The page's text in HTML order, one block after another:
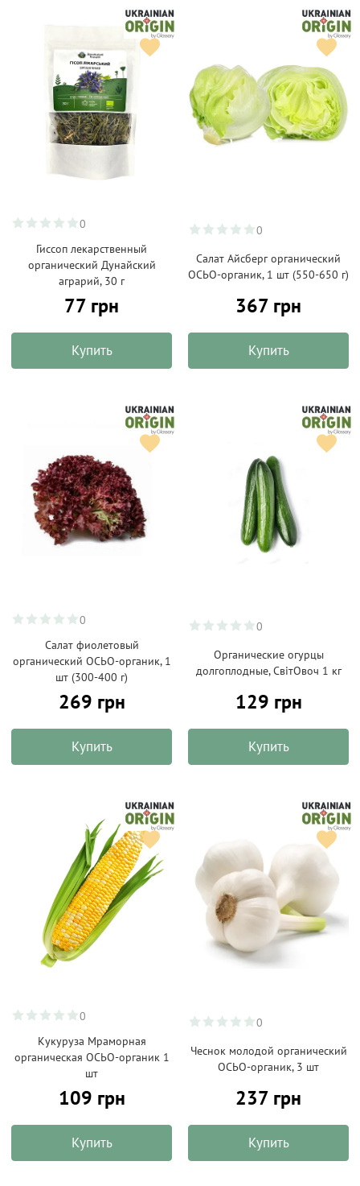
0
Гиссоп лекарственный
органический Дунайский
аграрий, 30 г
77 грн
Купить
0
Салат Айсберг органический
ОСЬО-органик, 1 шт (550-650 г)
367 грн
Купить
0
Салат фиолетовый
органический ОСЬО-органик, 1
шт (300-400 г)
269 грн
Купить
0
Органические огурцы
долгоплодные, СвітОвоч 1 кг
129 грн
Купить
0
Кукуруза Мраморная
органическая ОСЬО-органик 1
шт
109 грн
Купить
0
Чеснок молодой органический
ОСЬО-органик, 3 шт
237 грн
Купить